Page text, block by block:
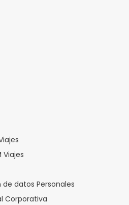
Viajes
datos Personales
Corporativa